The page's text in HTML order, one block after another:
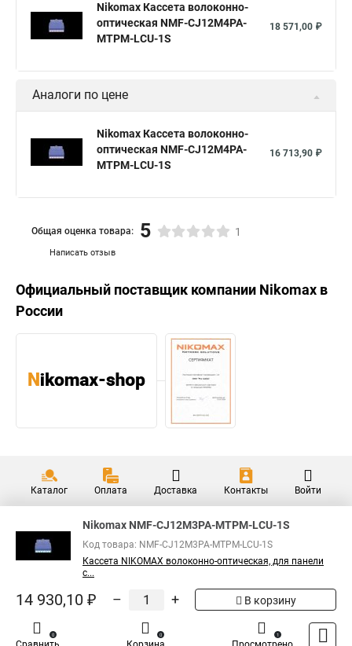
Nikomax Кассета волоконно-
оптическая NMF-CJ12M4PA-
MTPM-LCU-1S
18 571,00 ₽
Аналоги по цене
Nikomax Кассета волоконно-
оптическая NMF-CJ12M4PA-
MTPM-LCU-1S
16 713,90 ₽
Написать отзыв
Общая оценка товара: 5 1
Официальный поставщик компании Nikomax в
России
Каталог Оплата Доставка Контакты Войти
Nikomax NMF-CJ12M3PA-MTPM-LCU-1S
Код товара: NMF-CJ12M3PA-MTPM-LCU-1S
Кассета NIKOMAX волоконно-оптическая, для панели
с...
14 930,10 ₽ – + В корзину
0 0 1